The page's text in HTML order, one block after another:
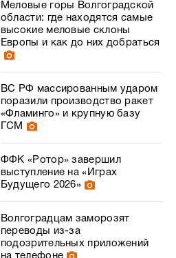
Меловые горы Волгоградской
области: где находятся самые
высокие меловые склоны
Европы и как до них добраться
ВС РФ массированным ударом
поразили производство ракет
«Фламинго» и крупную базу
ГСМ
ФФК «Ротор» завершил
выступление на «Играх
Будущего 2026»
Волгоградцам заморозят
переводы из-за
подозрительных приложений
на телефоне